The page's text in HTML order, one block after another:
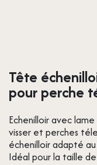
Tête
pour perche
Echenilloir avec
visser et perches
échenilloir adapté
Idéal pour la taille